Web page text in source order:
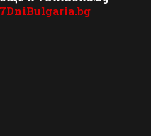
7DniBulgaria.bg